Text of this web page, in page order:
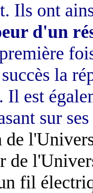
Ils ont
d'un
la
Il est
sur
fil